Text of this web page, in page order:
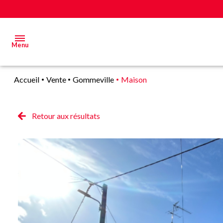
Menu
Estimer
Vendre
Alerte
E-mail
Accueil Vente Gommeville Maison
Retour aux résultats